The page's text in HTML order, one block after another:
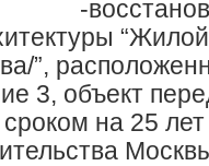
-
”,
3, объект
на 25